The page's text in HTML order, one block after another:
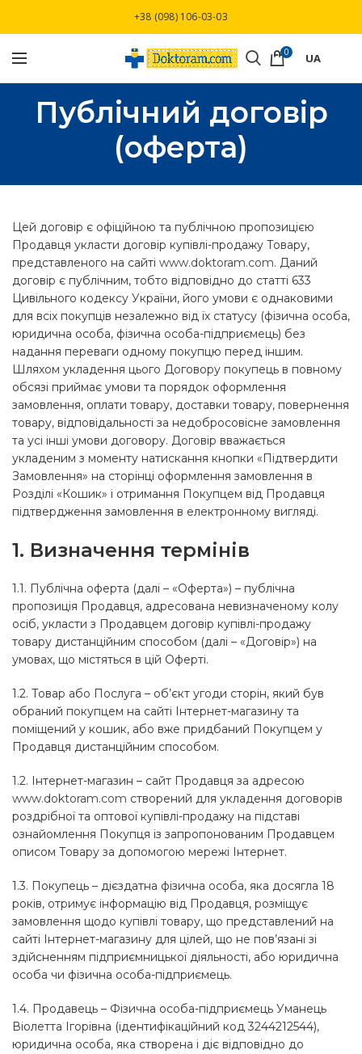
+38 (098) 106-03-03
0 UA
Публічний договір
(оферта)
Цей договір є офіційною та публічною пропозицією
Продавця укласти договір купівлі-продажу Товару,
представленого на сайті www.doktoram.com. Даний
договір є публічним, тобто відповідно до статті 633
Цивільного кодексу України, його умови є однаковими
для всіх покупців незалежно від їх статусу (фізична особа,
юридична особа, фізична особа-підприємець) без
надання переваги одному покупцю перед іншим.
Шляхом укладення цього Договору покупець в повному
обсязі приймає умови та порядок оформлення
замовлення, оплати товару, доставки товару, повернення
товару, відповідальності за недобросовісне замовлення
та усі інші умови договору. Договір вважається
укладеним з моменту натискання кнопки «Підтвердити
Замовлення» на сторінці оформлення замовлення в
Розділі «Кошик» і отримання Покупцем від Продавця
підтвердження замовлення в електронному вигляді.
1. Визначення термінів
1.1. Публічна оферта (далі – «Оферта») – публічна
пропозиція Продавця, адресована невизначеному колу
осіб, укласти з Продавцем договір купівлі-продажу
товару дистанційним способом (далі – «Договір») на
умовах, що містяться в цій Оферті.
1.2. Товар або Послуга – об’єкт угоди сторін, який був
обраний покупцем на сайті Інтернет-магазину та
поміщений у кошик, або вже придбаний Покупцем у
Продавця дистанційним способом.
1.2. Інтернет-магазин – сайт Продавця за адресою
www.doktoram.com створений для укладення договорів
роздрібної та оптової купівлі-продажу на підставі
ознайомлення Покупця із запропонованим Продавцем
описом Товару за допомогою мережі Інтернет.
1.3. Покупець – дієздатна фізична особа, яка досягла 18
років, отримує інформацію від Продавця, розміщує
замовлення щодо купівлі товару, що представлений на
сайті Інтернет-магазину для цілей, що не пов’язані зі
здійсненням підприємницької діяльності, або юридична
особа чи фізична особа-підприємець.
1.4. Продавець – Фізична особа-підприємець Уманець
Віолетта Ігорівна (ідентифікаційний код 3244212544),
юридична особа, яка створена і діє відповідно до
Безкоштовна доставка при замовлені від